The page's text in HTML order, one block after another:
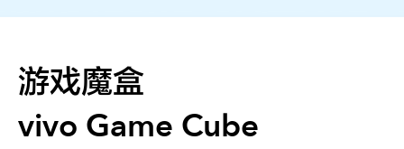
游戏魔盒
vivo Game Cube